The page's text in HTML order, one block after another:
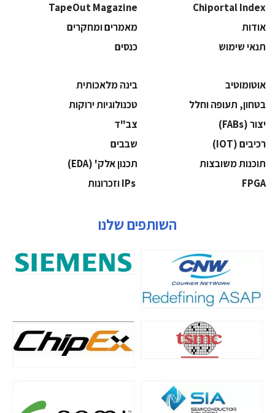
Chiportal Index
TapeOut Magazine
אודות
מאמרים ומחקרים
תנאי שימוש
כנסים
אוטומוטיב
בינה מלאכותית
בטחון, תעופה וחלל
‫טכנולוגיות ירוקות‬
‫יצור (‪(FABs‬‬
‫צב"ד‬
‫רכיבים‬ (IOT)
‫שבבים‬
‫תוכנות משובצות‬
‫תכנון אלק' (‪(EDA‬‬
‫‪FPGA‬‬
השותפים שלנו